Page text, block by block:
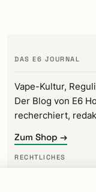
DAS E6 JOURNAL
Vape-Kultur,
Der Blog von E6
recherchiert,
Zum Shop →
RECHTLICHES